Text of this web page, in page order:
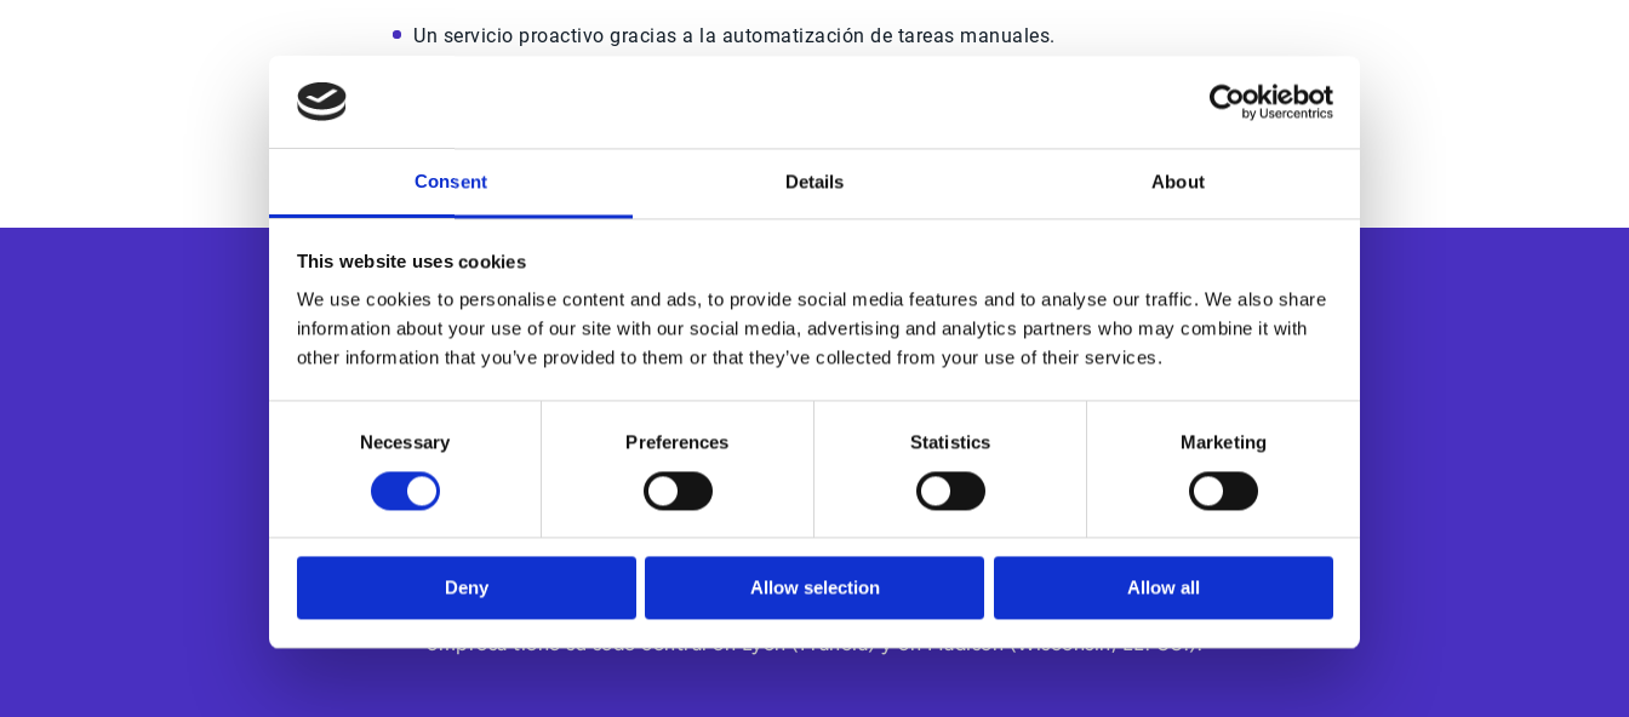
Consent Details About
This website uses cookies
We use cookies to personalise content and ads, to provide social media features and to analyse our traffic. We also share
information about your use of our site with our social media, advertising and analytics partners who may combine it with
other information that you’ve provided to them or that they’ve collected from your use of their services.
Necessary Preferences Statistics Marketing
Deny Allow selection Allow all
Un servicio proactivo gracias a la automatización de tareas manuales.
Fomenta la lealtad a través de interacciones personalizadas y pedidos sencillos y rápidos.
Facilita la incorporación al preparar al equipo en solo unas semanas.
Sobre Esker
Esker es líder en soluciones de automatización de procesos basadas en IA, al servicio de los
departamentos de Finanzas, Compras y Servicio al Cliente. Gracias al uso de las
contribuyen a optimizar el fondo de maniobra y el flujo de caja, facilitan la toma de
decisiones y mejoran la colaboración con clientes, proveedores y empleados. Fundada en
1985, Esker está presente en Europa, Norteamérica, Latinoamérica y Asia-Pacífico. La
empresa tiene su sede central en Lyon (Francia) y en Madison (Wisconsin, EE. UU.).